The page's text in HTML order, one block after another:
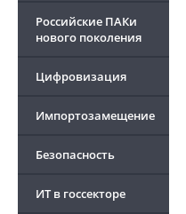
Российские ПАКи
нового поколения
Цифровизация
Импортозамещение
Безопасность
ИТ в госсекторе